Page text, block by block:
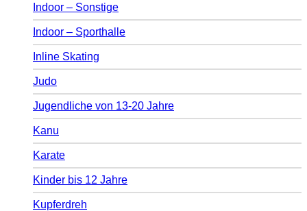
Indoor – Sonstige
Indoor – Sporthalle
Inline Skating
Judo
Jugendliche von 13-20 Jahre
Kanu
Karate
Kinder bis 12 Jahre
Kupferdreh